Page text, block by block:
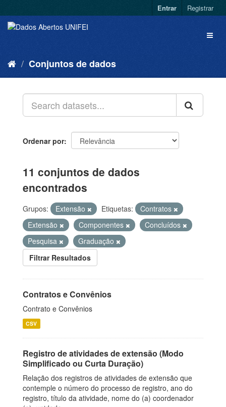
Entrar Registrar
Conjuntos de dados
Ordenar por
11 conjuntos de dados
encontrados
Grupos: Extensão Etiquetas:
Contratos
Extensão
Componentes
Concluídos
Pesquisa
Graduação
Filtrar Resultados
Contratos e Convênios
Contrato e Convênios
CSV
Registro de atividades de extensão (Modo
Simplificado ou Curta Duração)
Relação dos registros de atividades de extensão que
contemple o número do processo de registro, ano do
registro, título da atividade, nome do (a) coordenador